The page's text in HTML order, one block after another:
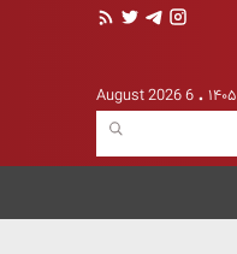
6 August 2026